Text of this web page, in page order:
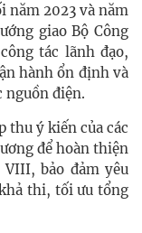
năm 2023 và năm
giao Bộ Công
tác lãnh đạo,
hành ổn định và
nguồn điện.
thu ý kiến của các
để hoàn thiện
bảo đảm yêu
thi, tối ưu tổng